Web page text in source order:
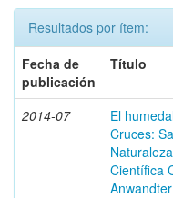
Resultados por ítem:
Fecha de
publicación
Título
2014-07
El
Cruces:
Científica